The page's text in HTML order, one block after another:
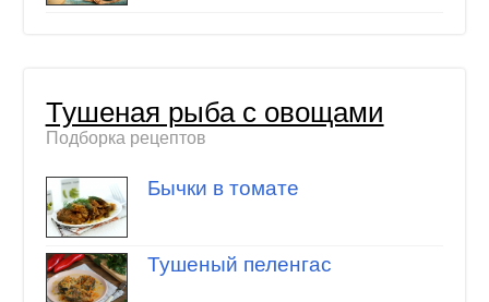
Тушеная рыба с овощами
Подборка рецептов
Бычки в томате
Тушеный пеленгас